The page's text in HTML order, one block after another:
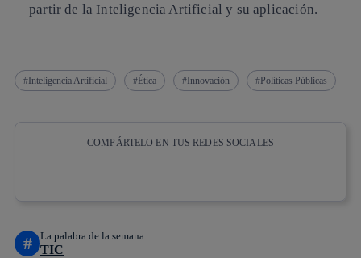
partir de la Inteligencia Artificial y su aplicación.
Inteligencia Artificial Ética Innovación Políticas Públicas
COMPÁRTELO EN TUS REDES SOCIALES
# La palabra de la semana
TIC